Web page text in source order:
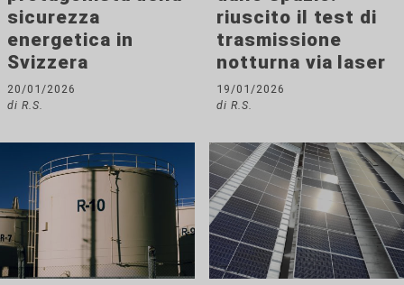
sicurezza
energetica in
Svizzera
20/01/2026
di R.S.
riuscito il test di
trasmissione
notturna via laser
19/01/2026
di R.S.